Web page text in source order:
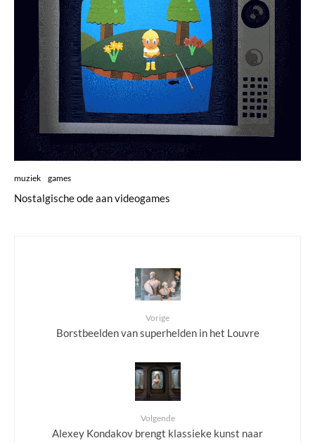
muziek games
Nostalgische ode aan videogames
Vorige
Borstbeelden van superhelden in het Louvre
Volgende
Alexey Kondakov brengt klassieke kunst naar